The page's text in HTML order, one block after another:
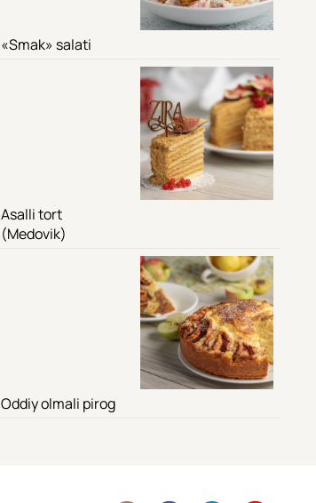
«Smak» salati
Asalli tort
(Medovik)
Oddiy olmali pirog